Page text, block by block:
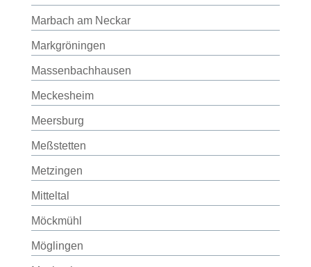
Marbach am Neckar
Markgröningen
Massenbachhausen
Meckesheim
Meersburg
Meßstetten
Metzingen
Mitteltal
Möckmühl
Möglingen